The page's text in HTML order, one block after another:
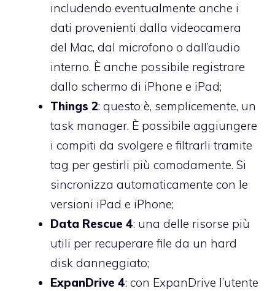
includendo eventualmente anche i
dati provenienti dalla videocamera
del Mac, dal microfono o dall’audio
interno. È anche possibile registrare
dallo schermo di iPhone e iPad;
Things 2: questo è, semplicemente, un
task manager. È possibile aggiungere
i compiti da svolgere e filtrarli tramite
tag per gestirli più comodamente. Si
sincronizza automaticamente con le
versioni iPad e iPhone;
Data Rescue 4: una delle risorse più
utili per recuperare file da un hard
disk danneggiato;
ExpanDrive 4: con ExpanDrive l’utente